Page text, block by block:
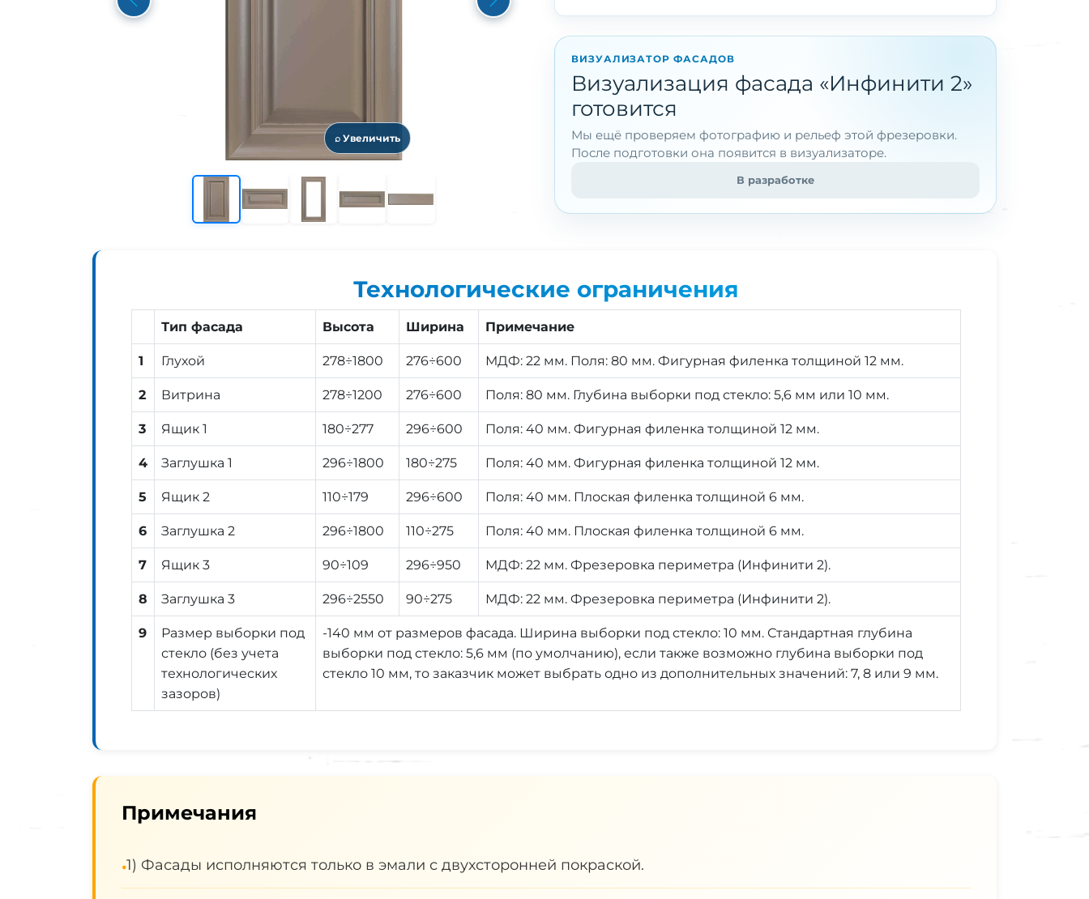
⌕ Увеличить
Previous Next
ВИЗУАЛИЗАТОР ФАСАДОВ
Визуализация фасада «Инфинити 2»
готовится
Мы ещё проверяем фотографию и рельеф этой фрезеровки.
После подготовки она появится в визуализаторе.
В разработке
Технологические ограничения
Тип фасада Высота Ширина Примечание
1 Глухой 278÷1800 276÷600 МДФ: 22 мм. Поля: 80 мм. Фигурная филенка толщиной 12 мм.
2 Витрина 278÷1200 276÷600 Поля: 80 мм. Глубина выборки под стекло: 5,6 мм или 10 мм.
3 Ящик 1 180÷277 296÷600 Поля: 40 мм. Фигурная филенка толщиной 12 мм.
4 Заглушка 1 296÷1800 180÷275 Поля: 40 мм. Фигурная филенка толщиной 12 мм.
5 Ящик 2 110÷179 296÷600 Поля: 40 мм. Плоская филенка толщиной 6 мм.
6 Заглушка 2 296÷1800 110÷275 Поля: 40 мм. Плоская филенка толщиной 6 мм.
7 Ящик 3 90÷109 296÷950 МДФ: 22 мм. Фрезеровка периметра (Инфинити 2).
8 Заглушка 3 296÷2550 90÷275 МДФ: 22 мм. Фрезеровка периметра (Инфинити 2).
9
Размер выборки под
стекло (без учета
технологических
зазоров)
-140 мм от размеров фасада. Ширина выборки под стекло: 10 мм. Стандартная глубина
выборки под стекло: 5,6 мм (по умолчанию), если также возможно глубина выборки под
стекло 10 мм, то заказчик может выбрать одно из дополнительных значений: 7, 8 или 9 мм.
Примечания
•1) Фасады исполняются только в эмали с двухсторонней покраской.